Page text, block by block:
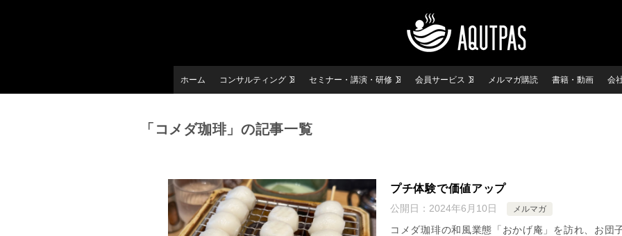
ホーム コンサルティング セミナー・講演・研修 会員サービス メルマガ購読 書籍・動画 会
「コメダ珈琲」の記事一覧
プチ体験で価値アップ
公開日： 2024年6月10日 メルマガ
コメダ珈琲の和風業態「おかげ庵」を訪れ、お団